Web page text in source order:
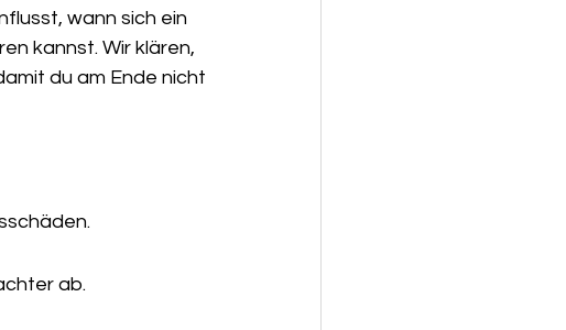
wann sich ein
kannst. Wir klären,
du am Ende nicht
ab.